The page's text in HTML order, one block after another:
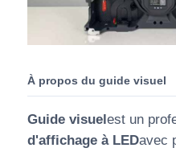
À propos du guide visuel
Guide visuelest un
d'affichage à LEDavec